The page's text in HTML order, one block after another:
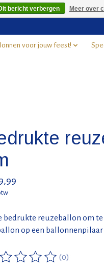
voor jouw feest!
bedrukte reuzeballon om
op een ballonnenpilaar
van dit product is
(0)
bericht verbergen Meer over